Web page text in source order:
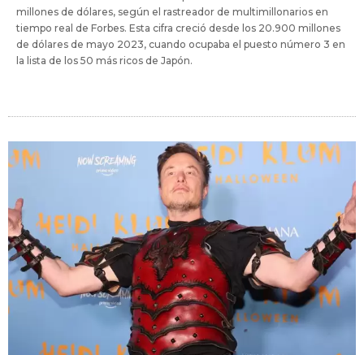
millones de dólares, según el rastreador de multimillonarios en
tiempo real de Forbes. Esta cifra creció desde los 20.900 millones
de dólares de mayo 2023, cuando ocupaba el puesto número 3 en
la lista de los 50 más ricos de Japón.